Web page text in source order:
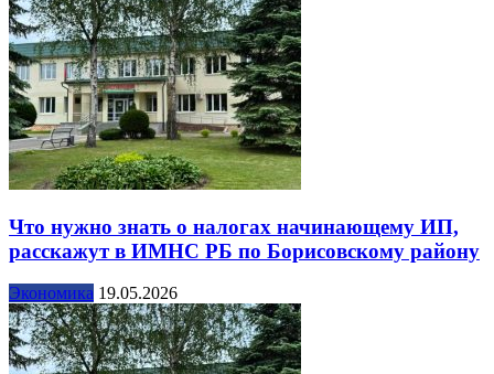
Что нужно знать о налогах начинающему ИП,
расскажут в ИМНС РБ по Борисовскому району
Экономика 19.05.2026